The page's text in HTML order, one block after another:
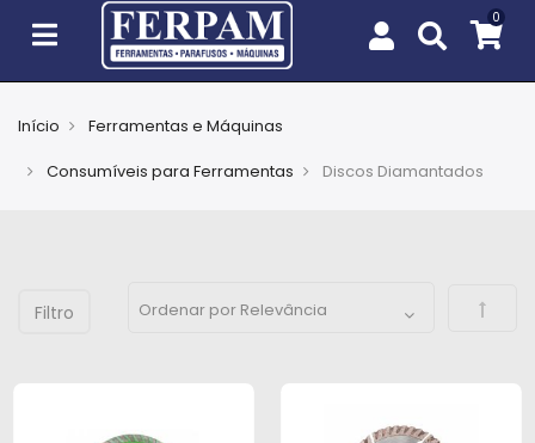
EPIs
Cobertura
Início
Ferramentas e Máquinas
Consumíveis para Ferramentas
Discos Diamantados